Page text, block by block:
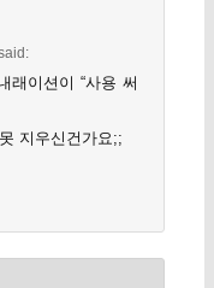
래이션이 “사용 써
지우신건가요;;